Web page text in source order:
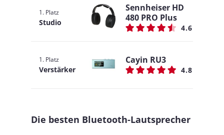
1. Platz
Studio
Sennheiser HD
480 PRO Plus
4.6
1. Platz
Verstärker
Cayin RU3
4.8
Die besten Bluetooth-Lautsprecher